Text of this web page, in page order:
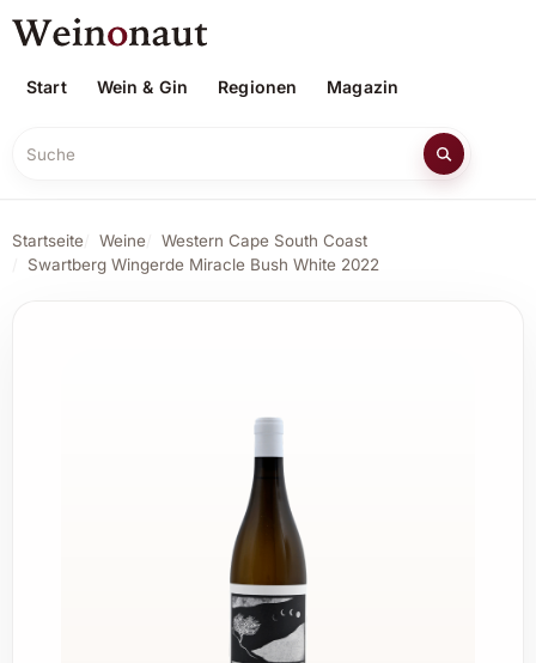
Start Wein & Gin Regionen Magazin
Suche
Startseite Weine
Western Cape South Coast
Swartberg Wingerde Miracle Bush White 2022